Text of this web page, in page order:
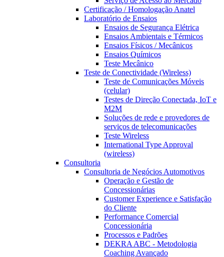
Certificação / Homologação Anatel
Laboratório de Ensaios
Ensaios de Segurança Elétrica
Ensaios Ambientais e Térmicos
Ensaios Físicos / Mecânicos
Ensaios Químicos
Teste Mecânico
Teste de Conectividade (Wireless)
Teste de Comunicações Móveis
(celular)
Testes de Direção Conectada, IoT e
M2M
Soluções de rede e provedores de
serviços de telecomunicações
Teste Wireless
International Type Approval
(wireless)
Consultoria
Consultoria de Negócios Automotivos
Operação e Gestão de
Concessionárias
Customer Experience e Satisfação
do Cliente
Performance Comercial
Concessionária
Processos e Padrões
DEKRA ABC - Metodologia
Coaching Avançado